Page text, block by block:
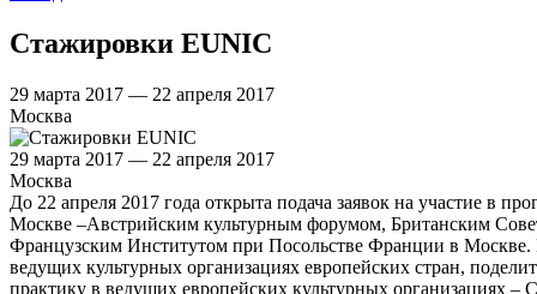
Стажировки EUNIC
29 марта 2017 — 22 апреля 2017
Москва
29 марта 2017 — 22 апреля 2017
Москва
До 22 апреля 2017 года открыта подача заявок на участие в
Москве –Австрийским культурным форумом, Британским
Французским Институтом при Посольстве Франции в Москве.
ведущих культурных организациях европейских стран,
практику в ведущих европейских культурных организациях